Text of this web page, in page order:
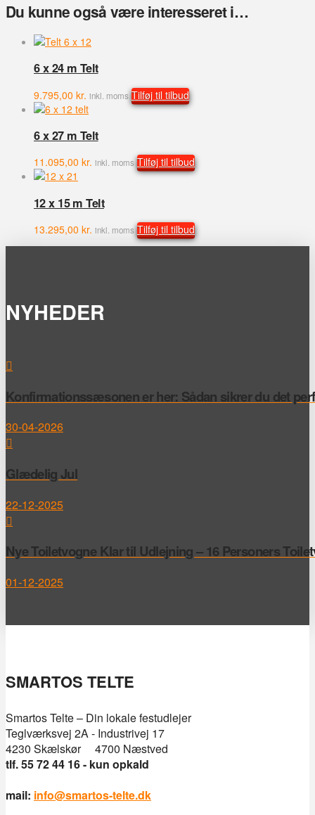
Du kunne også være interesseret i…
6 x 24 m Telt
9.795,00 kr. inkl. moms Tilføj til tilbud
6 x 27 m Telt
11.095,00 kr. inkl. moms Tilføj til tilbud
12 x 15 m Telt
13.295,00 kr. inkl. moms Tilføj til tilbud
NYHEDER
Konfirmationssæsonen er her: Sådan sikrer du det
30-04-2026
Glædelig Jul
22-12-2025
Nye Toiletvogne Klar til Udlejning – 16 Personers
01-12-2025
SMARTOS TELTE
Smartos Telte – Din lokale festudlejer
Teglværksvej 2A - Industrivej 17
4230 Skælskør 4700 Næstved
tlf. 55 72 44 16 - kun opkald
mail: info@smartos-telte.dk